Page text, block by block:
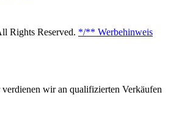
Rights Reserved. */** Werbehinweis
wir an qualifizierten Verkäufen